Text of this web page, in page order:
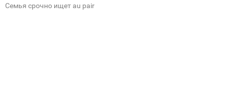
Семья срочно ищет au pair